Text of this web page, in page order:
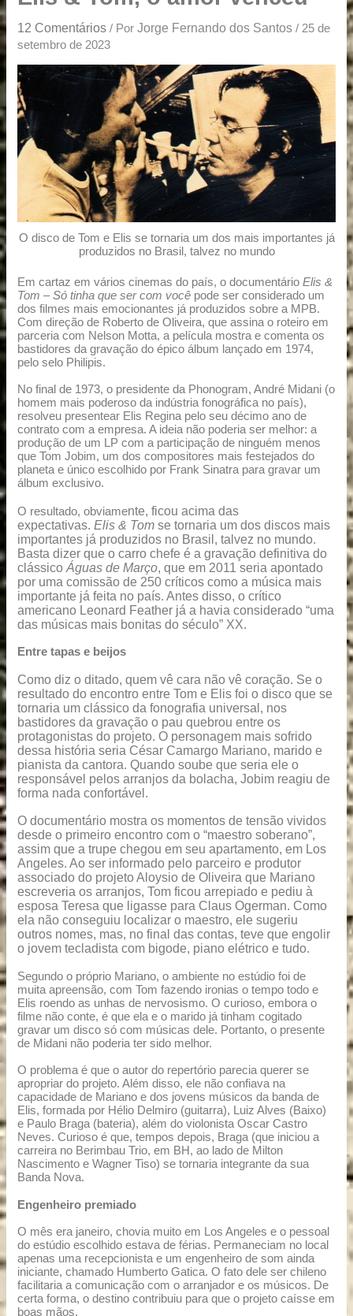
a
e
12 Comentários / PorJorge Fernando dos Santos/ 25 de
setembro de 2023
O disco de Tom e Elis se tornaria um dos mais importantes já
produzidos no Brasil, talvez no mundo
Em cartaz em vários cinemas do país, o documentário Elis &
Tom – Só tinha que ser com você pode ser considerado um
dos filmes mais emocionantes já produzidos sobre a MPB.
Com direção de Roberto de Oliveira, que assina o roteiro em
parceria com Nelson Motta, a película mostra e comenta os
bastidores da gravação do épico álbum lançado em 1974,
pelo selo Philipis.
No final de 1973, o presidente da Phonogram, André Midani (o
homem mais poderoso da indústria fonográfica no país),
resolveu presentear Elis Regina pelo seu décimo ano de
contrato com a empresa. A ideia não poderia ser melhor: a
produção de um LP com a participação de ninguém menos
que Tom Jobim, um dos compositores mais festejados do
planeta e único escolhido por Frank Sinatra para gravar um
álbum exclusivo.
O resultado, obviamente, ficou acima das
expectativas.Elis & Tom se tornaria um dos discos mais
importantes já produzidos no Brasil, talvez no mundo.
Basta dizer que o carro chefe é a gravação definitiva do
clássicoÁguas de Março, que em 2011 seria apontado
por uma comissão de 250 críticos como a música mais
importante já feita no país. Antes disso, o crítico
americano Leonard Feather já a havia considerado “uma
das músicas mais bonitas do século” XX.
Entre tapas e beijos
Como diz o ditado, quem vê cara não vê coração. Se o
resultado do encontro entre Tom e Elis foi o disco que se
tornaria um clássico da fonografia universal, nos
bastidores da gravação o pau quebrou entre os
protagonistas do projeto. O personagem mais sofrido
dessa história seria César Camargo Mariano, marido e
pianista da cantora. Quando soube que seria ele o
responsável pelos arranjos da bolacha, Jobim reagiu de
forma nada confortável.
O documentário mostra os momentos de tensão vividos
desde o primeiro encontro com o “maestro soberano”,
assim que a trupe chegou em seu apartamento, em Los
Angeles. Ao ser informado pelo parceiro e produtor
associado do projeto Aloysio de Oliveira que Mariano
escreveria os arranjos, Tom ficou arrepiado e pediu à
esposa Teresa que ligasse para Claus Ogerman. Como
ela não conseguiu localizar o maestro, ele sugeriu
outros nomes, mas, no final das contas, teve que engolir
o jovem tecladista com bigode, piano elétrico e tudo.
Segundo o próprio Mariano, o ambiente no estúdio foi de
muita apreensão, com Tom fazendo ironias o tempo todo e
Elis roendo as unhas de nervosismo. O curioso, embora o
filme não conte, é que ela e o marido já tinham cogitado
gravar um disco só com músicas dele. Portanto, o presente
de Midani não poderia ter sido melhor.
O problema é que o autor do repertório parecia querer se
apropriar do projeto. Além disso, ele não confiava na
capacidade de Mariano e dos jovens músicos da banda de
Elis, formada por Hélio Delmiro (guitarra), Luiz Alves (Baixo)
e Paulo Braga (bateria), além do violonista Oscar Castro
Neves. Curioso é que, tempos depois, Braga (que iniciou a
carreira no Berimbau Trio, em BH, ao lado de Milton
Nascimento e Wagner Tiso) se tornaria integrante da sua
Banda Nova.
Engenheiro premiado
O mês era janeiro, chovia muito em Los Angeles e o pessoal
do estúdio escolhido estava de férias. Permaneciam no local
apenas uma recepcionista e um engenheiro de som ainda
iniciante, chamado Humberto Gatica. O fato dele ser chileno
facilitaria a comunicação com o arranjador e os músicos. De
certa forma, o destino contribuiu para que o projeto caísse em
boas mãos.